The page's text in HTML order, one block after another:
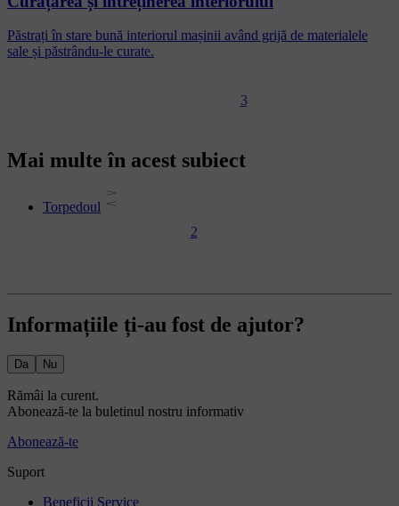
2
3
Păstrați în stare bună interiorul mașinii având grijă de materialele
sale și păstrându-le curate.
Mai multe în acest subiect
Torpedoul
Informațiile ți-au fost de ajutor?
Da Nu